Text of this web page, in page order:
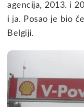
agencija, 2013. i
i ja. Posao je bio
Belgiji.